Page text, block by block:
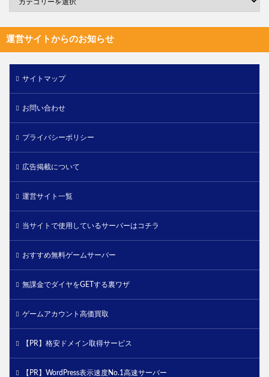
運営サイトからのお知らせ
サイトマップ
お問い合わせ
プライバシーポリシー
広告掲載について
運営サイト一覧
当サイトで使用しているサーバーはコチラ
おすすめ無料ゲームサーバー
無課金でダイヤをGETする裏ワザ
ゲームアカウント高価買取
【PR】格安ドメイン取得サービス
【PR】WordPress表示速度No.1高速サーバー